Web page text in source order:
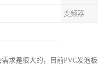
变频器
求是很大的，目前PVC发泡板